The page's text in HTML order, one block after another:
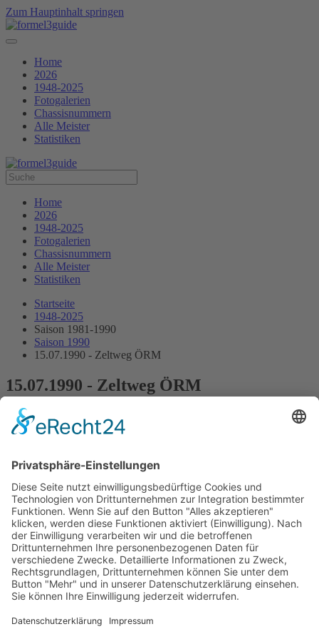
Zum Hauptinhalt springen
Home
2026
1948-2025
Fotogalerien
Chassisnummern
Alle Meister
Statistiken
Home
2026
1948-2025
Fotogalerien
Chassisnummern
Alle Meister
Statistiken
Startseite
1948-2025
Saison 1981-1990
Saison 1990
15.07.1990 - Zeltweg ÖRM
15.07.1990 - Zeltweg ÖRM
6.Lauf Österreichische Rennwagen Meisterschaft
Alle Ergebnisse:
Nennungsliste
Ergebnis Zeittraining
Startaufstellung
Ergebnis Rennen
Impressum